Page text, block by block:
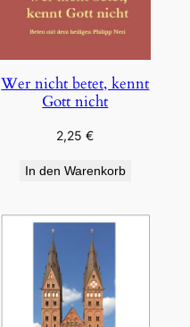
Wer nicht betet, kennt
Gott nicht
2,25€
In den Warenkorb